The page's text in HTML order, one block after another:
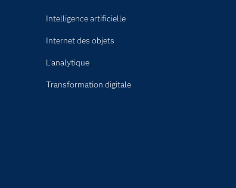
Intelligence artificielle
Internet des objets
L'analytique
Transformation digitale